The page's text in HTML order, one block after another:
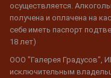
осуществляется.
получена и оплачена на
себе иметь паспорт
18 лет)
ООО "Галерея Градусов",
исключительным